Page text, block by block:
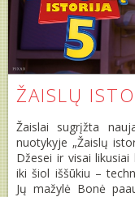
ŽAISLŲ
Žaislai sugrįžta
nuotykyje „Žaislų
Džesei ir visai
iki šiol iššūkiu –
Jų mažylė Bonė